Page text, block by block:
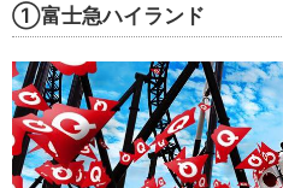
①富士急ハイランド